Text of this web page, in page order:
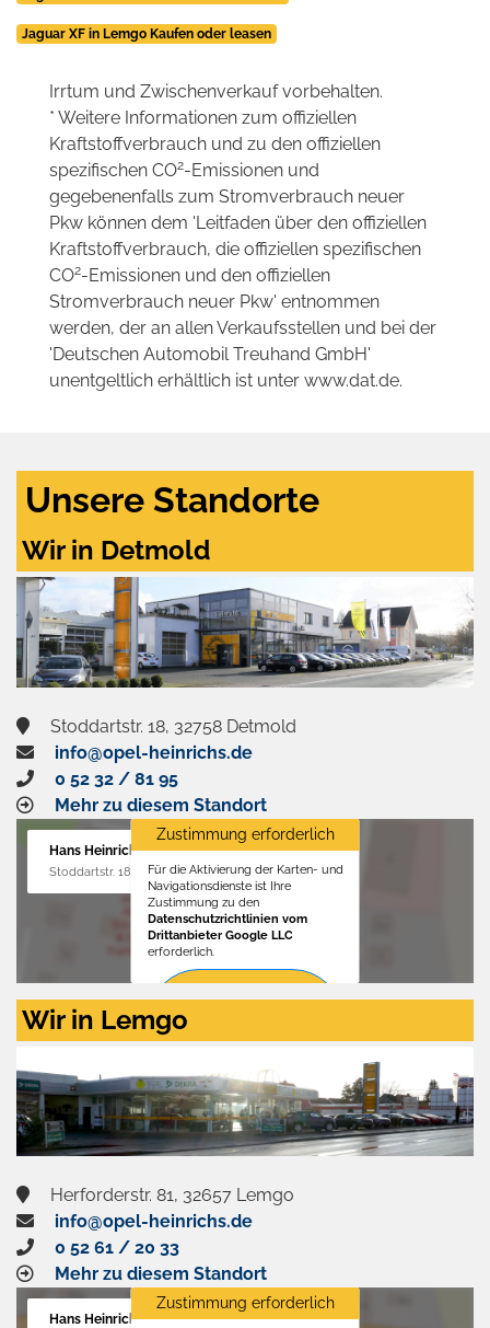
Jaguar XF in Lemgo Kaufen oder leasen
Irrtum und Zwischenverkauf vorbehalten.
* Weitere Informationen zum offiziellen
Kraftstoffverbrauch und zu den offiziellen
spezifischen CO2-Emissionen und
gegebenenfalls zum Stromverbrauch neuer
Pkw können dem 'Leitfaden über den offiziellen
Kraftstoffverbrauch, die offiziellen spezifischen
CO2-Emissionen und den offiziellen
Stromverbrauch neuer Pkw' entnommen
werden, der an allen Verkaufsstellen und bei der
'Deutschen Automobil Treuhand GmbH'
unentgeltlich erhältlich ist unter www.dat.de.
Unsere Standorte
Wir in Detmold
Stoddartstr. 18, 32758 Detmold
info@opel-heinrichs.de
0 52 32 / 81 95
Mehr zu diesem Standort
Hans Heinrichs GmbH
Stoddartstr. 18, 32758 Detmold
Zustimmung erforderlich
Für die Aktivierung der Karten- und
Navigationsdienste ist Ihre
Zustimmung zu den
Datenschutzrichtlinien vom
Drittanbieter Google LLC
erforderlich.
Zustimmen
aktivieren
Wir in Lemgo
Herforderstr. 81, 32657 Lemgo
info@opel-heinrichs.de
0 52 61 / 20 33
Mehr zu diesem Standort
Hans Heinrichs GmbH
Zustimmung erforderlich